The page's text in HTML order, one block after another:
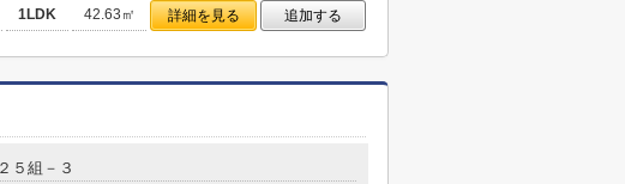
1LDK 42.63㎡ 詳細を見る 追加する
２５組－３